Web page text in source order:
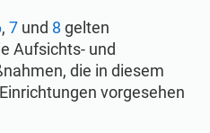
, 7 und 8 gelten
Aufsichts- und
die in diesem
vorgesehen